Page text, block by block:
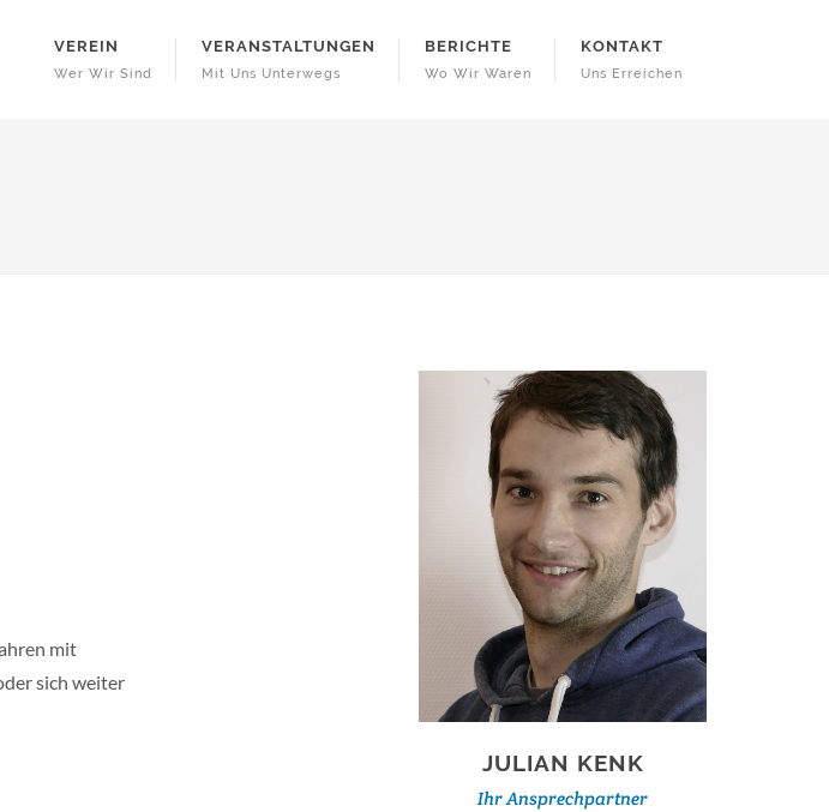
VEREIN
Wer Wir Sind
VERANSTALTUNGEN
Mit Uns Unterwegs
BERICHTE
Wo Wir Waren
KONTAKT
Uns Erreichen
mit
sich weiter
JULIAN KENK
Ihr Ansprechpartner